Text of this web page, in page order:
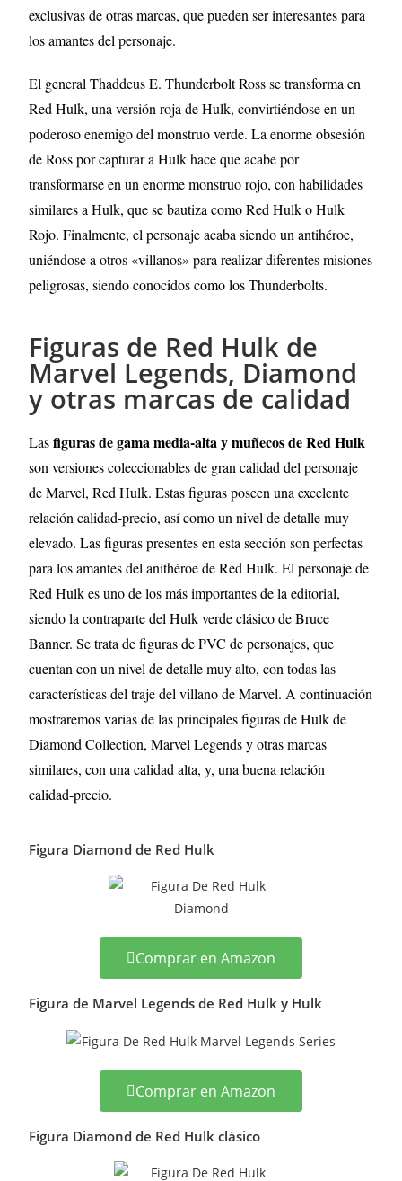
exclusivas de otras marcas, que pueden ser interesantes para
los amantes del personaje.
El general Thaddeus E. Thunderbolt Ross se transforma en
Red Hulk, una versión roja de Hulk, convirtiéndose en un
poderoso enemigo del monstruo verde. La enorme obsesión
de Ross por capturar a Hulk hace que acabe por
transformarse en un enorme monstruo rojo, con habilidades
similares a Hulk, que se bautiza como Red Hulk o Hulk
Rojo. Finalmente, el personaje acaba siendo un antihéroe,
uniéndose a otros «villanos» para realizar diferentes misiones
peligrosas, siendo conocidos como los Thunderbolts.
Figuras de Red Hulk de
Marvel Legends, Diamond
y otras marcas de calidad
Lasfiguras de gama media-alta y muñecos de Red Hulk
son versiones coleccionables de gran calidad del personaje
de Marvel, Red Hulk. Estas figuras poseen una excelente
relación calidad-precio, así como un nivel de detalle muy
elevado. Las figuras presentes en esta sección son perfectas
para los amantes del anithéroe de Red Hulk. El personaje de
Red Hulk es uno de los más importantes de la editorial,
siendo la contraparte del Hulk verde clásico de Bruce
Banner. Se trata de figuras de PVC de personajes, que
cuentan con un nivel de detalle muy alto, con todas las
características del traje del villano de Marvel. A continuación
mostraremos varias de las principales figuras de Hulkde
Diamond Collection, Marvel Legends y otras marcas
similares, con una calidad alta, y, una buena relación
calidad-precio.
Figura Diamond de Red Hulk
Comprar en Amazon
Figura de Marvel Legends de Red Hulk y Hulk
Comprar en Amazon
Figura Diamond de Red Hulk clásico